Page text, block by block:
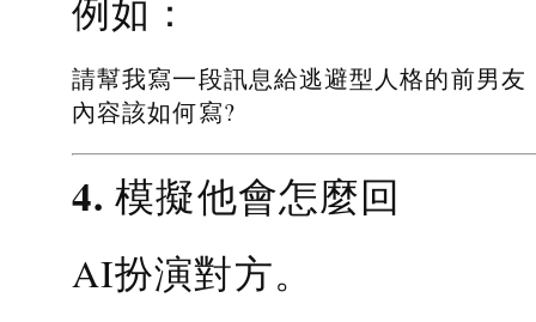
例如：
請幫我寫一段訊息給逃避型人格的前男友
內容該如何寫?
4. 模擬他會怎麼回
AI扮演對方。